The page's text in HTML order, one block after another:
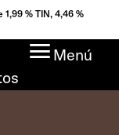
% TIN, 4,46 %
Menú